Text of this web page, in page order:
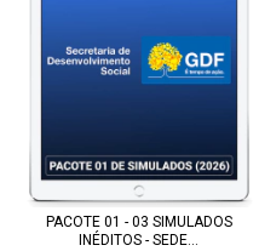
PACOTE 01 - 03 SIMULADOS
INÉDITOS - SEDE...